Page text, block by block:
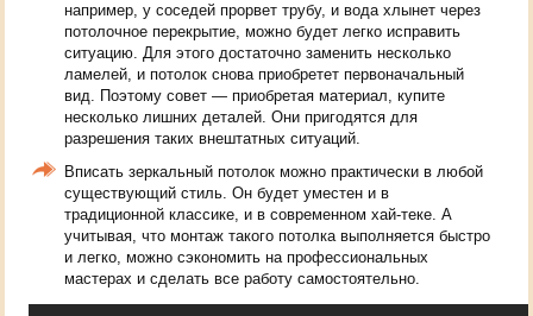
например, у соседей прорвет трубу, и вода хлынет через
потолочное перекрытие, можно будет легко исправить
ситуацию. Для этого достаточно заменить несколько
ламелей, и потолок снова приобретет первоначальный
вид. Поэтому совет — приобретая материал, купите
несколько лишних деталей. Они пригодятся для
разрешения таких внештатных ситуаций.
Вписать зеркальный потолок можно практически в любой
существующий стиль. Он будет уместен и в
традиционной классике, и в современном хай-теке. А
учитывая, что монтаж такого потолка выполняется быстро
и легко, можно сэкономить на профессиональных
мастерах и сделать все работу самостоятельно.